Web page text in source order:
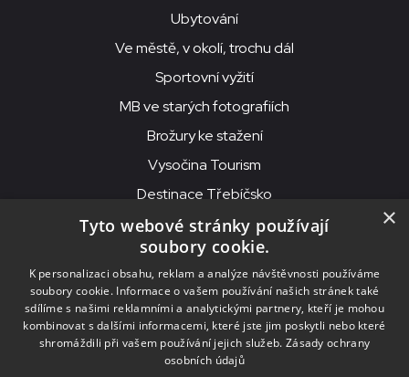
Ubytování
Ve městě, v okolí, trochu dál
Sportovní vyžití
MB ve starých fotografiích
Brožury ke stažení
Vysočina Tourism
Destinace Třebíčsko
© 2026MKS Beseda Mor. Budějovice
MKS Beseda, příspěvková organizace, Purcnerova 62, 676 02
Moravské Budějovice
IČO: 00091758, DIČ: CZ00091758, ID datové schránky: chjn2kd
×
Tyto webové stránky používají
soubory cookie.
K personalizaci obsahu, reklam a analýze návštěvnosti používáme
soubory cookie. Informace o vašem používání našich stránek také
sdílíme s našimi reklamními a analytickými partnery, kteří je mohou
kombinovat s dalšími informacemi, které jste jim poskytli nebo které
shromáždili při vašem používání jejich služeb. Zásady ochrany
osobních údajů